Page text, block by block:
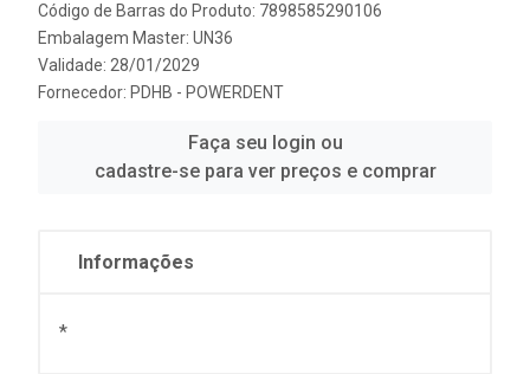
Código de Barras do Produto: 7898585290106
Embalagem Master: UN36
Validade: 28/01/2029
Fornecedor: PDHB - POWERDENT
Faça seu login ou
cadastre-se para ver preços e comprar
Informações
*